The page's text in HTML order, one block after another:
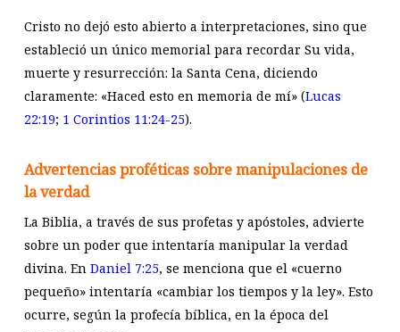
Cristo no dejó esto abierto a interpretaciones, sino que
estableció un único memorial para recordar Su vida,
muerte y resurrección: la Santa Cena, diciendo
claramente: «Haced esto en memoria de mí» (Lucas
22:19; 1 Corintios 11:24-25).
Advertencias proféticas sobre manipulaciones de
la verdad
La Biblia, a través de sus profetas y apóstoles, advierte
sobre un poder que intentaría manipular la verdad
divina. En Daniel 7:25, se menciona que el «cuerno
pequeño» intentaría «cambiar los tiempos y la ley». Esto
ocurre, según la profecía bíblica, en la época del